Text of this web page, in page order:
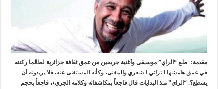
مقدمة: طلع “الراي” موسيقى وأغنية جريحين من عمق ثقافة جزائرية لطالما ركنته
في عمق هامشها التراثي الشعري والمغنى، وكأنه المستغنى عنه، فلا يريدونه أن
يسطع؟. “الراي” منذ البدايات قال فاجعاً بمكاشفاته وكلامه الجريء، فاجعاً بحجم